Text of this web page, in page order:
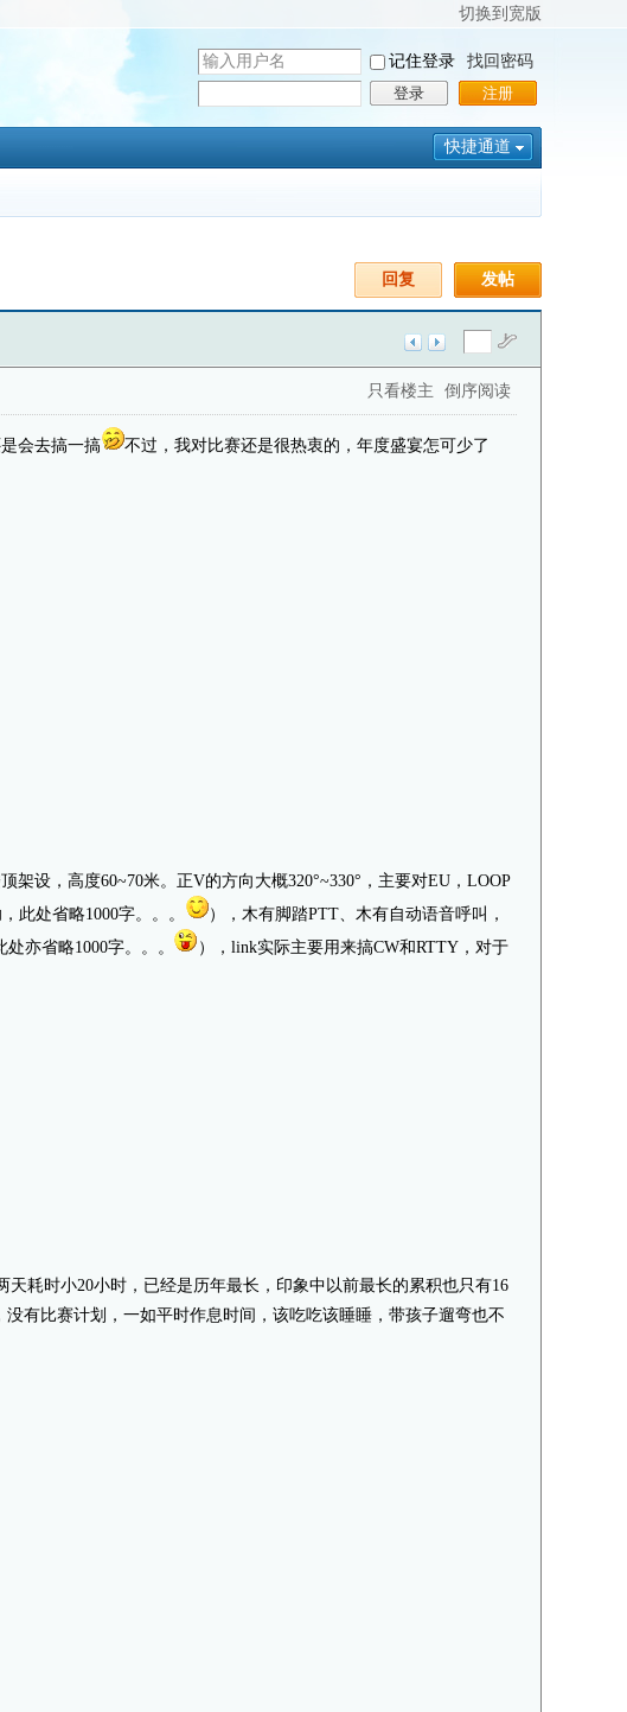
切换到宽版
用
户
名
码
记住登录
登录
找回密码
注册
快捷通道
发帖
回复
只看楼主 倒序阅读
会去搞一搞
不过，我对比赛还是很热衷的，年度盛宴怎可少了
设，高度60~70米。正V的方向大概320°~330°，主要对EU，LOOP
此处省略1000字。。。
），木有脚踏PTT、木有自动语音呼叫，
亦省略1000字。。。
），link实际主要用来搞CW和RTTY，对于
耗时小20小时，已经是历年最长，印象中以前最长的累积也只有16
有比赛计划，一如平时作息时间，该吃吃该睡睡，带孩子遛弯也不